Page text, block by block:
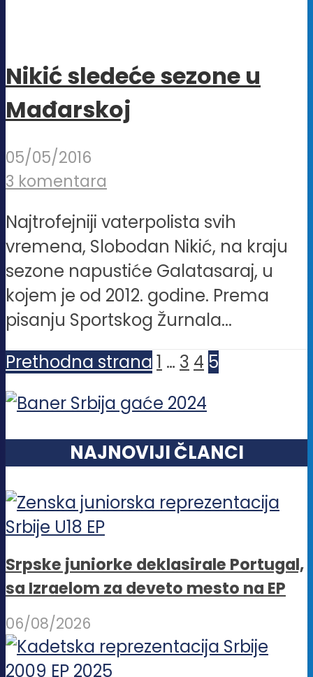
Nikić sledeće sezone u
Mađarskoj
05/05/2016
3 komentara
Najtrofejniji vaterpolista svih
vremena, Slobodan Nikić, na kraju
sezone napustiće Galatasaraj, u
kojem je od 2012. godine. Prema
pisanju Sportskog Žurnala...
Prethodna strana 1 … 3 4 5
NAJNOVIJI ČLANCI
Srpske juniorke deklasirale Portugal,
sa Izraelom za deveto mesto na EP
06/08/2026